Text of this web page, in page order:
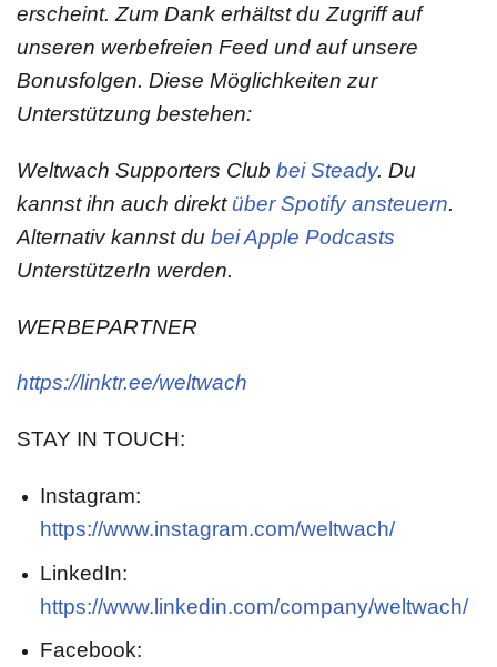
erscheint. Zum Dank erhältst du Zugriff auf
unseren werbefreien Feed und auf unsere
Bonusfolgen. Diese Möglichkeiten zur
Unterstützung bestehen:
Weltwach Supporters Club bei Steady. Du
kannst ihn auch direktüber Spotify ansteuern.
Alternativ kannst du bei Apple Podcasts
UnterstützerIn werden.
WERBEPARTNER
https://linktr.ee/weltwach
STAY IN TOUCH:
Instagram:
https://www.instagram.com/weltwach/
LinkedIn:
https://www.linkedin.com/company/weltwach/
Facebook: